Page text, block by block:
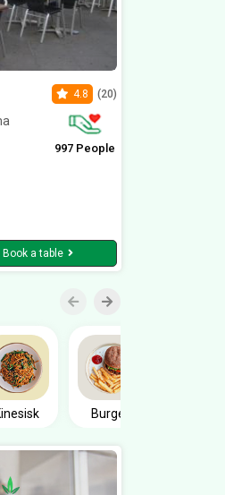
4.8 (20)
997 People
Book a table
Burger